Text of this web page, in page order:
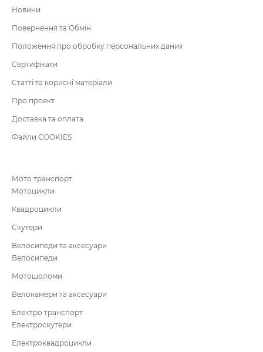
Новини
Повернення та Обмін
Положення про обробку персональних даних
Сертифікати
Статті та корисні матеріали
Про проект
Доставка та оплата
Файли COOKIES
Мото транспорт
Мотоцикли
Квадроцикли
Скутери
Велосипеди та аксесуари
Велосипеди
Мотошоломи
Велокамери та аксесуари
Електро транспорт
Електроскутери
Електроквадроцикли